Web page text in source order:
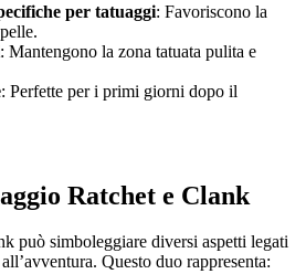
per tatuaggi: Favoriscono la
: Mantengono la zona tatuata pulita e
: Perfette per i primi giorni dopo il
Ratchet e Clank
può simboleggiare diversi aspetti legati
Questo duo rappresenta: